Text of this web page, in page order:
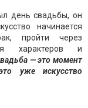
день свадьбы, он
начинается
пройти через
характеров и
— это момент
уже искусство